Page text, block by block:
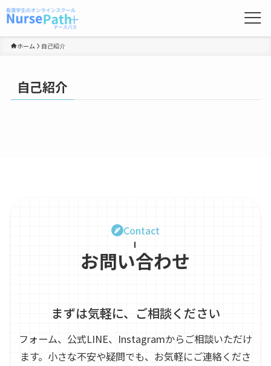
ホーム 自己紹介
自己紹介
Contact
お問い合わせ
まずは気軽に、ご相談ください
フォーム、公式LINE、Instagramからご相談いただけ
ます。 小さな不安や疑問でも、お気軽にご連絡くださ